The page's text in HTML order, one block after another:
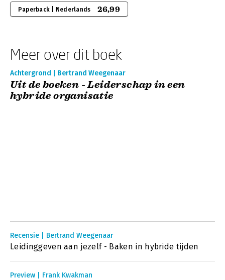
Paperback | Nederlands 26,99
Meer over dit boek
Achtergrond | Bertrand Weegenaar
Uit de boeken - Leiderschap in een
hybride organisatie
Recensie | Bertrand Weegenaar
Leidinggeven aan jezelf - Baken in hybride tijden
Preview | Frank Kwakman